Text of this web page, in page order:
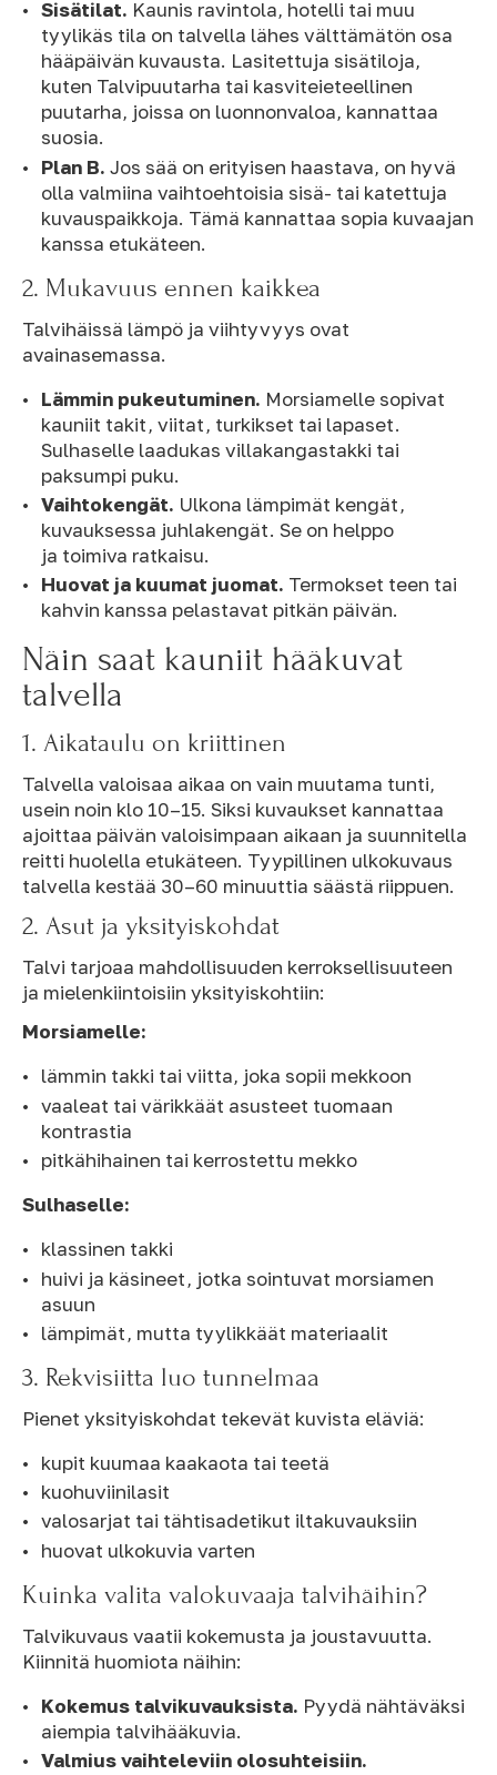
Sisätilat. Kaunis ravintola, hotelli tai muu
tyylikäs tila on talvella lähes välttämätön osa
hääpäivän kuvausta. Lasitettuja sisätiloja,
kuten Talvipuutarha tai kasviteieteellinen
puutarha, joissa on luonnonvaloa, kannattaa
suosia.
Plan B. Jos sää on erityisen haastava, on hyvä
olla valmiina vaihtoehtoisia sisä- tai katettuja
kuvauspaikkoja. Tämä kannattaa sopia kuvaajan
kanssa etukäteen.
2. Mukavuus ennen kaikkea
Talvihäissä lämpö ja viihtyvyys ovat
avainasemassa.
Lämmin pukeutuminen. Morsiamelle sopivat
kauniit takit, viitat, turkikset tai lapaset.
Sulhaselle laadukas villakangastakki tai
paksumpi puku.
Vaihtokengät. Ulkona lämpimät kengät,
kuvauksessa juhlakengät. Se on helppo
ja toimiva ratkaisu.
Huovat ja kuumat juomat. Termokset teen tai
kahvin kanssa pelastavat pitkän päivän.
Näin saat kauniit hääkuvat
talvella
1. Aikataulu on kriittinen
Talvella valoisaa aikaa on vain muutama tunti,
usein noin klo 10–15. Siksi kuvaukset kannattaa
ajoittaa päivän valoisimpaan aikaan ja suunnitella
reitti huolella etukäteen. Tyypillinen ulkokuvaus
talvella kestää 30–60 minuuttia säästä riippuen.
2. Asut ja yksityiskohdat
Talvi tarjoaa mahdollisuuden kerroksellisuuteen
ja mielenkiintoisiin yksityiskohtiin:
Morsiamelle:
lämmin takki tai viitta, joka sopii mekkoon
vaaleat tai värikkäät asusteet tuomaan
kontrastia
pitkähihainen tai kerrostettu mekko
Sulhaselle:
klassinen takki
huivi ja käsineet, jotka sointuvat morsiamen
asuun
lämpimät, mutta tyylikkäät materiaalit
3. Rekvisiitta luo tunnelmaa
Pienet yksityiskohdat tekevät kuvista eläviä:
kupit kuumaa kaakaota tai teetä
kuohuviinilasit
valosarjat tai tähtisadetikut iltakuvauksiin
huovat ulkokuvia varten
Kuinka valita valokuvaaja talvihäihin?
Talvikuvaus vaatii kokemusta ja joustavuutta.
Kiinnitä huomiota näihin:
Kokemus talvikuvauksista. Pyydä nähtäväksi
aiempia talvihääkuvia.
Valmius vaihteleviin olosuhteisiin.